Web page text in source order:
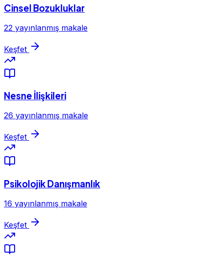
Cinsel Bozukluklar
22 yayınlanmış makale
Keşfet
Nesne İlişkileri
26 yayınlanmış makale
Keşfet
Psikolojik Danışmanlık
16 yayınlanmış makale
Keşfet